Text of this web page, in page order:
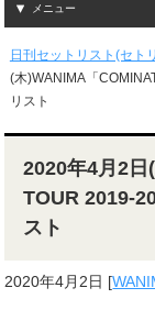
メニュー
日刊セットリスト(セト
(木)WANIMA「
リスト
2020年4月2
TOUR 2019-
スト
2020年4月2日 [